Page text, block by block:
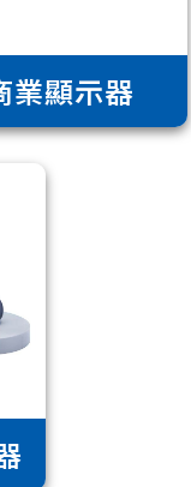
業顯示器